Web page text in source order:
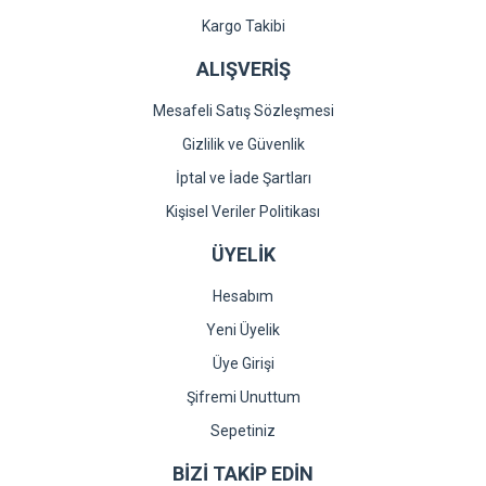
Kargo Takibi
ALIŞVERİŞ
Mesafeli Satış Sözleşmesi
Gizlilik ve Güvenlik
İptal ve İade Şartları
Kişisel Veriler Politikası
ÜYELİK
Hesabım
Yeni Üyelik
Üye Girişi
Şifremi Unuttum
Sepetiniz
BİZİ TAKİP EDİN